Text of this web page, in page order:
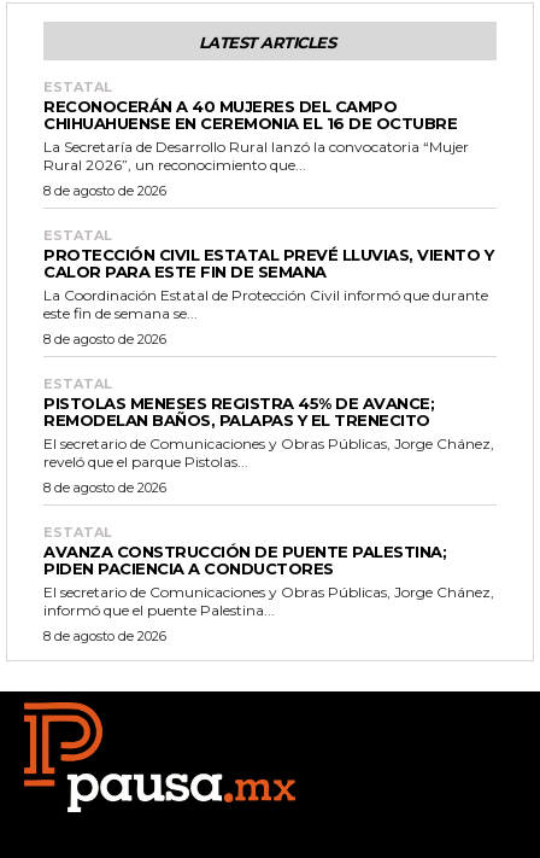
LATEST ARTICLES
ESTATAL
RECONOCERÁN A 40 MUJERES DEL CAMPO
CHIHUAHUENSE EN CEREMONIA EL 16 DE OCTUBRE
La Secretaría de Desarrollo Rural lanzó la convocatoria “Mujer
Rural 2026”, un reconocimiento que...
8 de agosto de 2026
ESTATAL
PROTECCIÓN CIVIL ESTATAL PREVÉ LLUVIAS, VIENTO Y
CALOR PARA ESTE FIN DE SEMANA
La Coordinación Estatal de Protección Civil informó que durante
este fin de semana se...
8 de agosto de 2026
ESTATAL
PISTOLAS MENESES REGISTRA 45% DE AVANCE;
REMODELAN BAÑOS, PALAPAS Y EL TRENECITO
El secretario de Comunicaciones y Obras Públicas, Jorge Chánez,
reveló que el parque Pistolas...
8 de agosto de 2026
ESTATAL
AVANZA CONSTRUCCIÓN DE PUENTE PALESTINA;
PIDEN PACIENCIA A CONDUCTORES
El secretario de Comunicaciones y Obras Públicas, Jorge Chánez,
informó que el puente Palestina...
8 de agosto de 2026